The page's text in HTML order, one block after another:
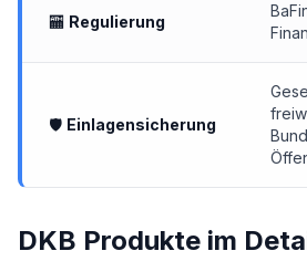
🏧 Regulierung
🛡 Einlagensicherung
DKB Produkte im